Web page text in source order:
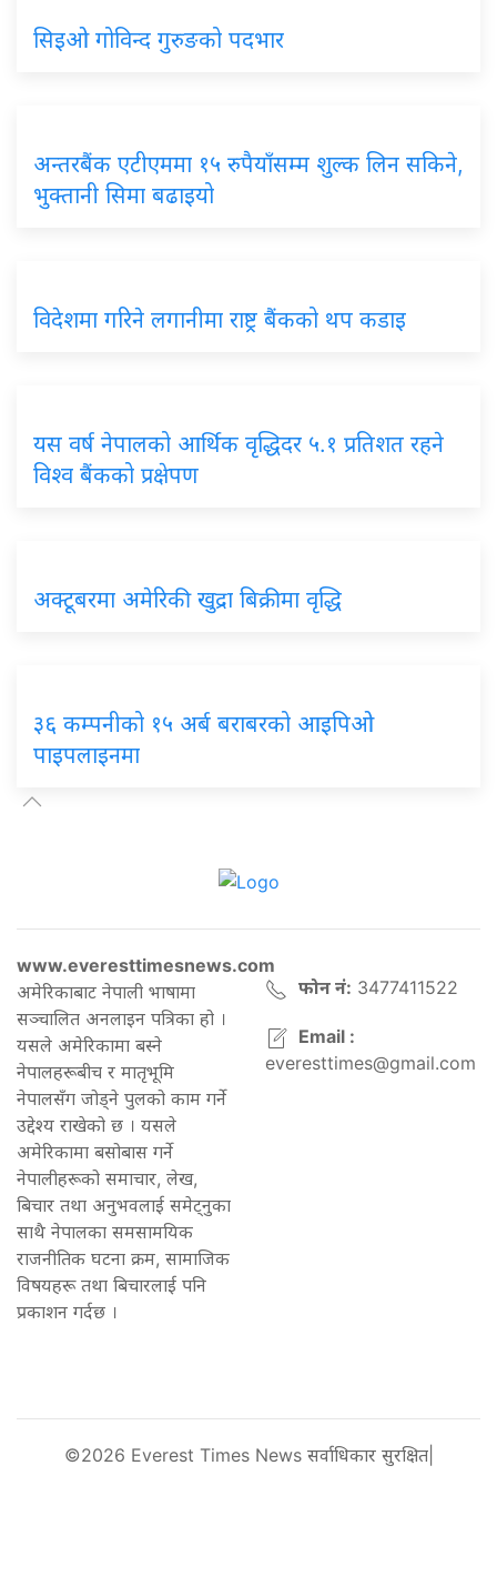
सिइओ गोविन्द गुरुङको पदभार
अन्तरबैंक एटीएममा १५ रुपैयाँसम्म शुल्क लिन सकिने,
भुक्तानी सिमा बढाइयो
विदेशमा गरिने लगानीमा राष्ट्र बैंकको थप कडाइ
यस वर्ष नेपालको आर्थिक वृद्धिदर ५.१ प्रतिशत रहने
विश्व बैंकको प्रक्षेपण
अक्टूबरमा अमेरिकी खुद्रा बिक्रीमा वृद्धि
३६ कम्पनीको १५ अर्ब बराबरको आइपिओ
पाइपलाइनमा
www.everesttimesnews.com
अमेरिकाबाट नेपाली भाषामा
सञ्चालित अनलाइन पत्रिका हो ।
यसले अमेरिकामा बस्ने
नेपालहरूबीच र मातृभूमि
नेपालसँग जोड्ने पुलको काम गर्ने
उद्देश्य राखेको छ । यसले
अमेरिकामा बसोबास गर्ने
नेपालीहरूको समाचार, लेख,
बिचार तथा अनुभवलाई समेट्नुका
साथै नेपालका समसामयिक
राजनीतिक घटना क्रम, सामाजिक
विषयहरू तथा बिचारलाई पनि
प्रकाशन गर्दछ ।
फोन नं: 3477411522
Email :
everesttimes@gmail.com
©2026 Everest Times News सर्वाधिकार सुरक्षित|